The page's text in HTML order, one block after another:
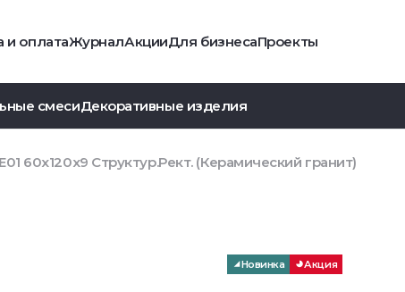
и оплатаЖурналАкцииДля бизнесаПроекты
смесиДекоративные изделия
60x120x9 Структур.Рект. (Керамический гранит)
Новинка Акция